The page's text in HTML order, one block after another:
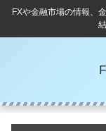
FXや金融市場の情報、